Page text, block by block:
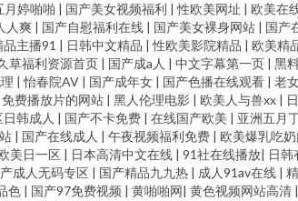
欧美免费bb 激情综合网中国 大香蕉久久麻豆 97骚资源
线 国产91网址 成人永久 97在线尤物国内 伊人草草 日韩
夜影院6018 四虎东方av 人人草人人妻91 另类排泄av 国
久 无码不卡亚州 青青肏屄 久久香蕉色 深夜91 黄色电影导
月婷啪啪 | 国产美女视频福利 |性欧美网址 | 欧美在
人爽 | 国产自慰福利在线 | 国产美女裸身网站 | 国产
品主播91 | 日韩中文精品 |性欧美影院精品 | 欧美精
草福利资源首页 | 国产成a人 | 中文字幕第一页 | 黑
|怡春院AV | 国产成年女 | 国产色播在线观看 | 老
免费播放片的网站 | 黑人伦理电影 | 欧美人与兽xx |
韩成人 | 国产不卡免费 | 在线国产欧美 | 亚洲五月
| 国产在线成人 | 午夜视频福利免费 | 欧美爆乳吃
美日一区 | 日本高清中文在线 | 91社在线播放| 日韩
成人无码专区 | 国产精品九九热 | 成人91av在线 |
色 | 国产97免费视频 | 黄啪啪网| 黄色视频网站高清 |